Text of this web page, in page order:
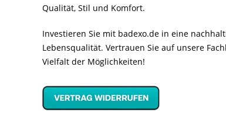
Qualität, Stil und Komfort.
Investieren Sie mit badexo.de in eine
Lebensqualität. Vertrauen Sie auf unsere
Vielfalt der Möglichkeiten!